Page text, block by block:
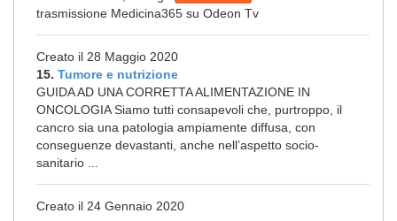
trasmissione Medicina365 su Odeon Tv
Creato il 28 Maggio 2020
15. Tumore e nutrizione
GUIDA AD UNA CORRETTA ALIMENTAZIONE IN
ONCOLOGIA Siamo tutti consapevoli che, purtroppo, il
cancro sia una patologia ampiamente diffusa, con
conseguenze devastanti, anche nell’aspetto socio-
sanitario ...
Creato il 24 Gennaio 2020